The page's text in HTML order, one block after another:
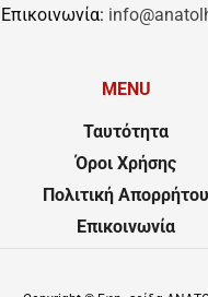
Επικοινωνία:
MENU
Ταυτότητα
Όροι Χρήσης
Πολιτική Απορρήτου
Επικοινωνία